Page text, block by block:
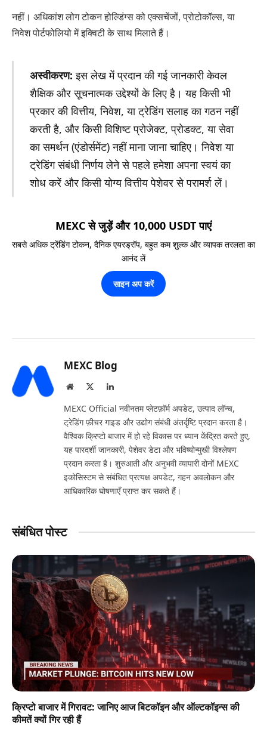
नहीं। अधिकांश लोग टोकन होल्डिंग्स को एक्सचेंजों, प्रोटोकॉल्स, या
निवेश पोर्टफोलियो में इक्विटी के साथ मिलाते हैं।
अस्वीकरण:इस लेख में प्रदान की गई जानकारी केवल
शैक्षिक और सूचनात्मक उद्देश्यों के लिए है। यह किसी भी
प्रकार की वित्तीय, निवेश, या ट्रेडिंग सलाह का गठन नहीं
करती है, और किसी विशिष्ट प्रोजेक्ट, प्रोडक्ट, या सेवा
का समर्थन (एंडोर्समेंट) नहीं माना जाना चाहिए। निवेश या
ट्रेडिंग संबंधी निर्णय लेने से पहले हमेशा अपना स्वयं का
शोध करें और किसी योग्य वित्तीय पेशेवर से परामर्श लें।
MEXC से जुड़ें और 10,000 USDT पाएं
सबसे अधिक ट्रेंडिंग टोकन, दैनिक एयरड्रॉप, बहुत कम शुल्क और व्यापक तरलता का
आनंद लें
साइन अप करें
MEXC Blog
Website LinkedIn
MEXC Official नवीनतम प्लेटफ़ॉर्म अपडेट, उत्पाद लॉन्च,
ट्रेडिंग फ़ीचर गाइड और उद्योग संबंधी अंतर्दृष्टि प्रदान करता है।
वैश्विक क्रिप्टो बाजार में हो रहे विकास पर ध्यान केंद्रित करते हुए,
यह पारदर्शी जानकारी, पेशेवर डेटा और भविष्योन्मुखी विश्लेषण
प्रदान करता है। शुरुआती और अनुभवी व्यापारी दोनों MEXC
इकोसिस्टम से संबंधित प्रत्यक्ष अपडेट, गहन अवलोकन और
आधिकारिक घोषणाएँ प्राप्त कर सकते हैं।
संबंधित पोस्ट
क्रिप्टो बाजार में गिरावट: जानिए आज बिटकॉइन और ऑल्टकॉइन्स की
कीमतें क्यों गिर रही हैं